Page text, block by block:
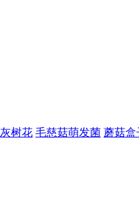
灰树花 毛慈菇萌发菌 蘑菇盒